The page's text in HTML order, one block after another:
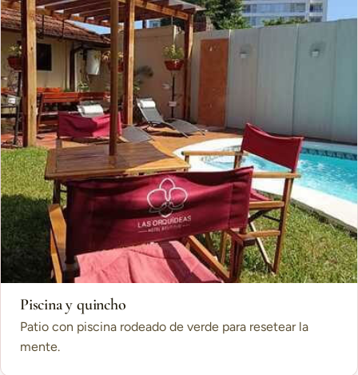
Piscina y quincho
Patio con piscina rodeado de verde para resetear la
mente.